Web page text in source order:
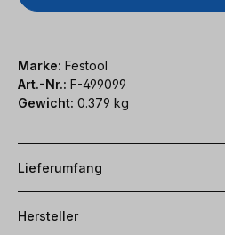
Marke: Festool
Art.-Nr.: F-499099
Gewicht: 0.379 kg
Lieferumfang
Hersteller